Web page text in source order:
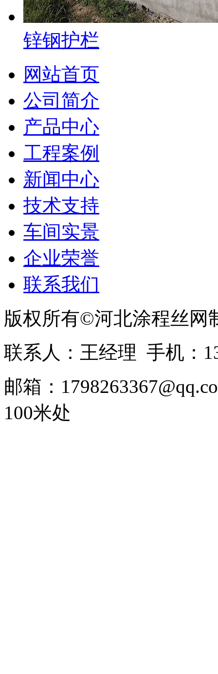
锌钢护栏
网站首页
公司简介
产品中心
工程案例
新闻中心
技术支持
车间实景
企业荣誉
联系我们
版权所有©河北涂程丝网
联系人：王经理 手机：
邮箱：
100米处